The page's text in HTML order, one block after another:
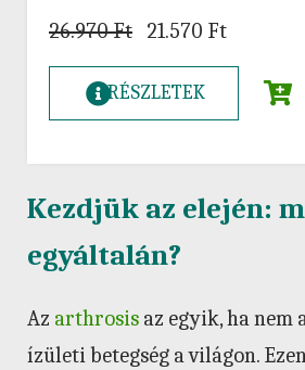
26.970Ft 21.570 Ft
RÉSZLETEK
Kezdjük az elején:
egyáltalán?
Az arthrosis az egyik, ha nem
ízületi betegség a világon.